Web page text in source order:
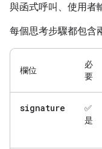
與函式呼叫、使用者
每個思考步驟都包含
欄位
必
要
signature
✅
是